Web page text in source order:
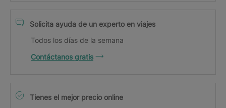
Solicita ayuda de un experto en viajes
Todos los días de la semana
Contáctanos gratis
Tienes el mejor precio online